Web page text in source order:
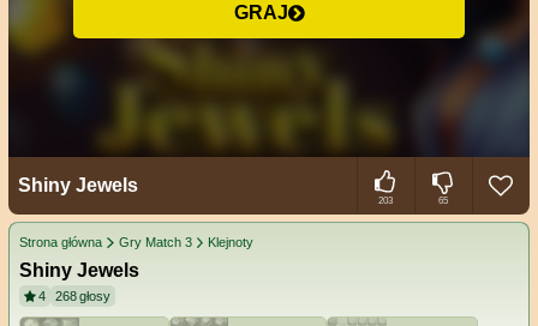
GRAJ
Shiny Jewels
203 65
Strona główna Gry Match 3 Klejnoty
Shiny Jewels
4 268głosy